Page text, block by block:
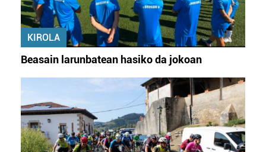
KIROLA
Beasain larunbatean hasiko da jokoan